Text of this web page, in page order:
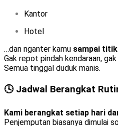
Kantor
Hotel
…dan nganter kamu sampai
Gak repot pindah kendaraan,
Semua tinggal duduk manis.
🕓 Jadwal Berangkat
Kami berangkat setiap hari
Penjemputan biasanya dimulai